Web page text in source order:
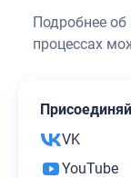
Подробнее
процессах
VK
YouTube